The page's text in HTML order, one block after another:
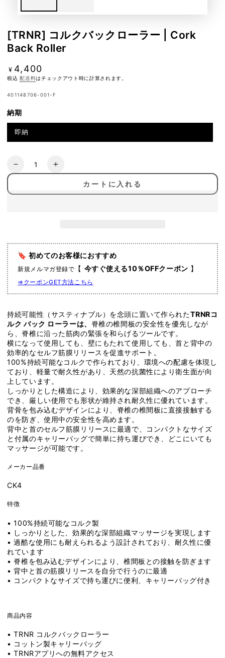
[TRNR] コルクバックローラー | Cork
Back Roller
定
価
¥ 4,400
税込配送料はチェックアウト時に計算されます。
401148706-001-F
納期
即納
量
[TRNR]
ー
ラ
ー
|
Back
Roller
の
数
量
を
減
ら
す
[TRNR]
ー
ラ
ー
|
Back
Roller
の
数
量
を
や
す
カートに入れる
🔖 初めてのお客様におすすめ
新規メルマガ登録で 【 今すぐ使える10％OFFクーポン 】
⇒クーポンGET方法こちら
持続可能性（サスティナブル）を念頭に置いて作られたTRNRコ
ルク バック ローラーは、 脊椎の椎間板の安全性を優先しなが
ら、脊椎に沿った筋肉の緊張を和らげるツールです。
横になって使用しても、壁にもたれて使用しても、首と背中の
効率的なセルフ筋膜リリースを促進サポート。
100%持続可能なコルクで作られており、環境への配慮を体現し
ており、軽量で耐久性があり、天然の抗菌性により衛生面が向
上しています。
しっかりとした構造により、効果的な深部組織へのアプローチ
でき、厳しい使用でも形状が維持され耐久性に優れています。
背骨を包み込むデザインにより、脊椎の椎間板に直接接触する
のを防ぎ、使用中の安全性を高めます。
背中と首のセルフ筋膜リリースに最適で、コンパクトなサイズ
と付属のキャリーバッグで簡単に持ち運びでき、どこにいても
マッサージが可能です。
メーカー品番
CK4
特徴
• 100%持続可能なコルク製
• しっかりとした、効果的な深部組織マッサージを実現します
• 過酷な使用にも耐えられるよう設計されており、耐久性に優
れています
• 脊椎を包み込むデザインにより、椎間板との接触を防ぎます
• 背中と首の筋膜リリースを自分で行うのに最適
• コンパクトなサイズで持ち運びに便利、キャリーバッグ付き
商品内容
• TRNR コルクバックローラー
• コットン製キャリーバッグ
• TRNRアプリへの無料アクセス